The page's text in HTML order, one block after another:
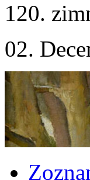
120.
02.